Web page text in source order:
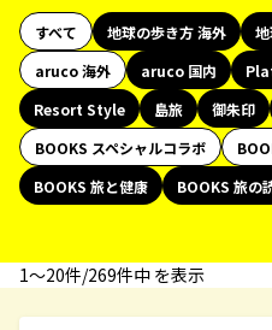
すべて 地球の歩き方 海外
aruco 海外
aruco 国内
Resort Style
島旅 御朱印
BOOKS スペシャルコラボ
BOOKS 旅と健康
BOOKS 旅の
1〜20件/269件中 を表示